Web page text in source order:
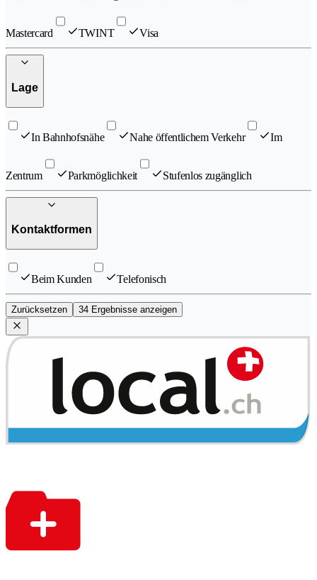
Mastercard TWINT Visa
Lage
In Bahnhofsnähe Nahe öffentlichem Verkehr Im
Zentrum Parkmöglichkeit Stufenlos zugänglich
Kontaktformen
Beim Kunden Telefonisch
Zurücksetzen 34 Ergebnisse anzeigen